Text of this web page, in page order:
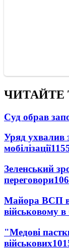
ЧИТАЙТЕ
Суд обрав
Уряд ухвалив
мобілізації
Зеленський
переговори
Майора ВСП
військовому
"Медові
військових